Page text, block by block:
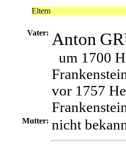
Eltern
Vater: Anton
um 1700
vor 1757
Mutter: nicht